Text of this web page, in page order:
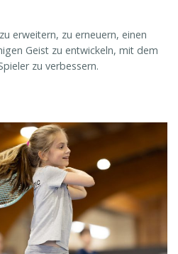
erweitern, zu erneuern, einen
Geist zu entwickeln, mit dem
zu verbessern.